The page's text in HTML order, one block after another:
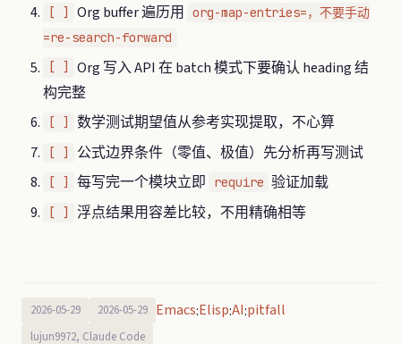
[ ]
Org buffer 遍历用
org-map-entries=，不要手动
=re-search-forward
[ ]
Org 写入 API 在 batch 模式下要确认 heading 结
构完整
[ ] 数学测试期望值从参考实现提取，不心算
[ ] 公式边界条件（零值、极值）先分析再写测试
[ ] 每写完一个模块立即 require 验证加载
[ ] 浮点结果用容差比较，不用精确相等
2026-05-29 2026-05-29 Emacs:Elisp:AI:pitfall
lujun9972, Claude Code